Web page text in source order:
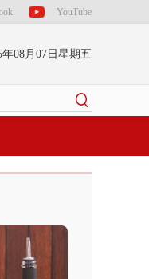
YouTube
年08月07日星期五